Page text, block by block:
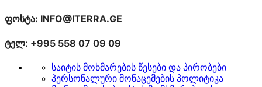
ფოსტა: INFO@ITERRA.GE
ტელ: +995 558 07 09 09
საიტის მოხმარების წესები და პირობები
პერსონალური მონაცემების პოლიტიკა